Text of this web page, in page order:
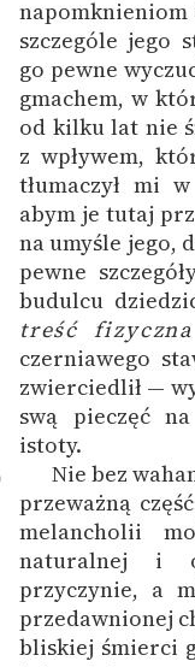
napomknieniom
szczególe jego
go pewne
gmachem, w
od kilku lat nie
z wpływem,
tłumaczył mi
abym je tutaj
na umyśle jego,
pewne
budulcu
treść fizyczna
czerniawego
zwierciedlił —
swą pieczęć na
istoty.
Nie bez
przeważną
melancholii
naturalnej i
przyczynie, a
przedawnionej
bliskiej śmierci